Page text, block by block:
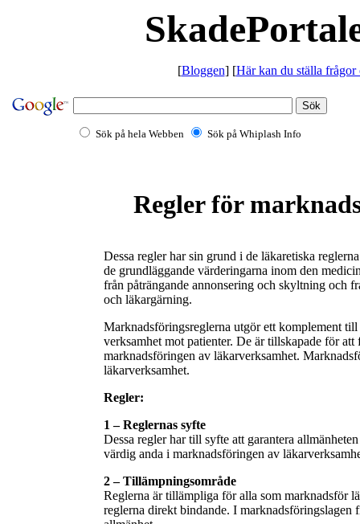
[Bloggen] [Här kan du ställa frågor
Sök på hela Webben Sök på Whiplash Info
Regler för
Dessa regler har sin grund i de läkaretiska
de grundläggande värderingarna inom den
från påträngande annonsering och skyltning och
och läkargärning.
Marknadsföringsreglerna utgör ett komplement
verksamhet mot patienter. De är tillskapade för
marknadsföringen av läkarverksamhet.
läkarverksamhet.
Regler:
1 – Reglernas syfte
Dessa regler har till syfte att garantera
värdig anda i marknadsföringen av
2 – Tillämpningsområde
Reglerna är tillämpliga för alla som marknadsför
reglerna direkt bindande. I marknadsföringslagen